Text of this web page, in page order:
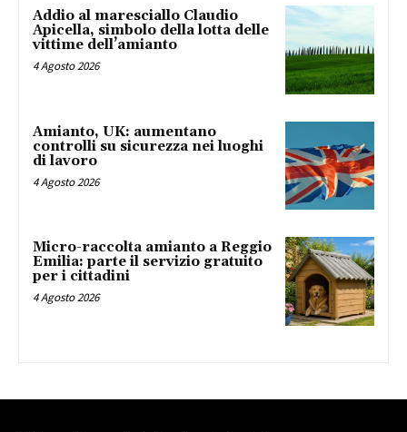
Addio al maresciallo Claudio
Apicella, simbolo della lotta delle
vittime dell’amianto
4 Agosto 2026
Amianto, UK: aumentano
controlli su sicurezza nei luoghi
di lavoro
4 Agosto 2026
Micro-raccolta amianto a Reggio
Emilia: parte il servizio gratuito
per i cittadini
4 Agosto 2026